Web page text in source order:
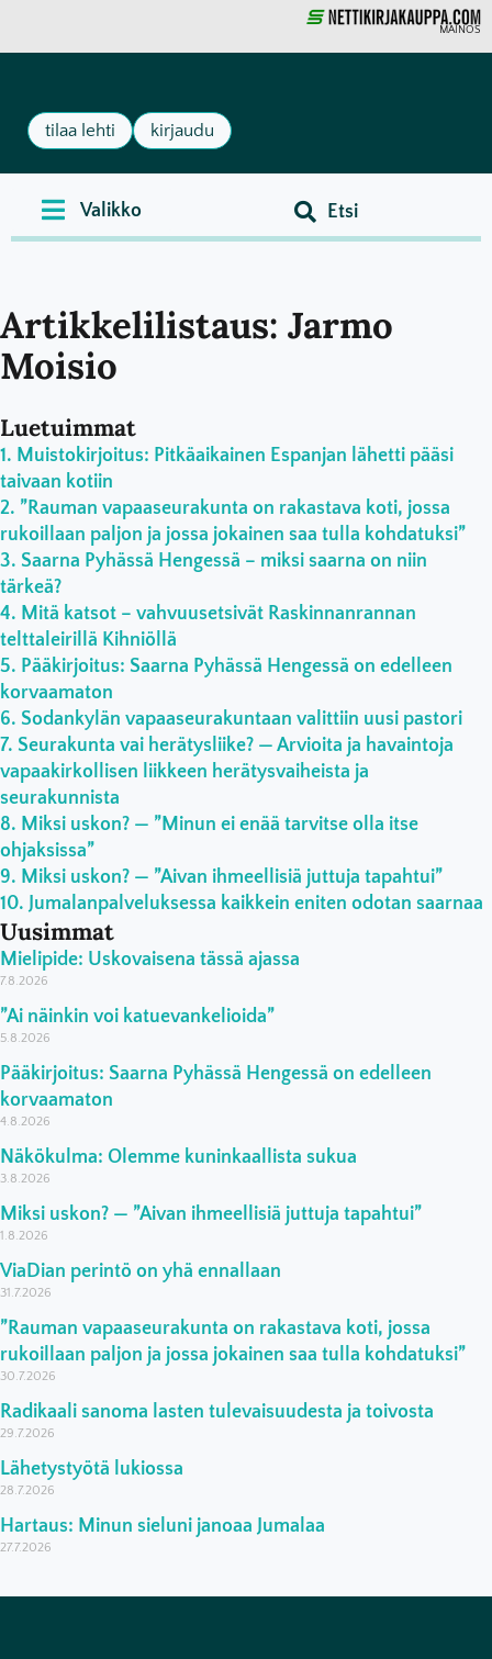
MAINOS
tilaa lehti kirjaudu
Artikkelilistaus: Jarmo
Moisio
Luetuimmat
Muistokirjoitus: Pitkäaikainen Espanjan lähetti pääsi
taivaan kotiin
”Rauman vapaaseurakunta on rakastava koti, jossa
rukoillaan paljon ja jossa jokainen saa tulla kohdatuksi”
Saarna Pyhässä Hengessä – miksi saarna on niin
tärkeä?
Mitä katsot – vahvuusetsivät Raskinnanrannan
telttaleirillä Kihniöllä
Pääkirjoitus: Saarna Pyhässä Hengessä on edelleen
korvaamaton
Sodankylän vapaaseurakuntaan valittiin uusi pastori
Seurakunta vai herätysliike? — Arvioita ja havaintoja
vapaakirkollisen liikkeen herätysvaiheista ja
seurakunnista
Miksi uskon? — ”Minun ei enää tarvitse olla itse
ohjaksissa”
Miksi uskon? — ”Aivan ihmeellisiä juttuja tapahtui”
Jumalanpalveluksessa kaikkein eniten odotan saarnaa
Uusimmat
Mielipide: Uskovaisena tässä ajassa
7.8.2026
”Ai näinkin voi katuevankelioida”
5.8.2026
Pääkirjoitus: Saarna Pyhässä Hengessä on edelleen
korvaamaton
4.8.2026
Näkökulma: Olemme kuninkaallista sukua
3.8.2026
Miksi uskon? — ”Aivan ihmeellisiä juttuja tapahtui”
1.8.2026
ViaDian perintö on yhä ennallaan
31.7.2026
”Rauman vapaaseurakunta on rakastava koti, jossa
rukoillaan paljon ja jossa jokainen saa tulla kohdatuksi”
30.7.2026
Radikaali sanoma lasten tulevaisuudesta ja toivosta
29.7.2026
Lähetystyötä lukiossa
28.7.2026
Hartaus: Minun sieluni janoaa Jumalaa
27.7.2026